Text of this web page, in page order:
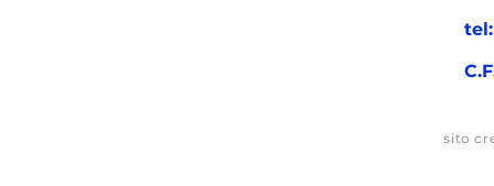
tel:
sito